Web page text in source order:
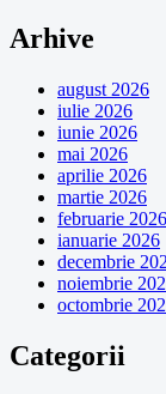
Arhive
august 2026
iulie 2026
iunie 2026
mai 2026
aprilie 2026
martie 2026
februarie 2026
ianuarie 2026
decembrie
noiembrie
octombrie
Categorii